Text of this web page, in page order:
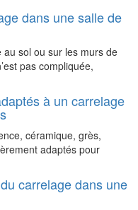
dans une salle de
sol ou sur les murs de
pas compliquée,
à un carrelage
céramique, grès,
adaptés pour
carrelage dans une